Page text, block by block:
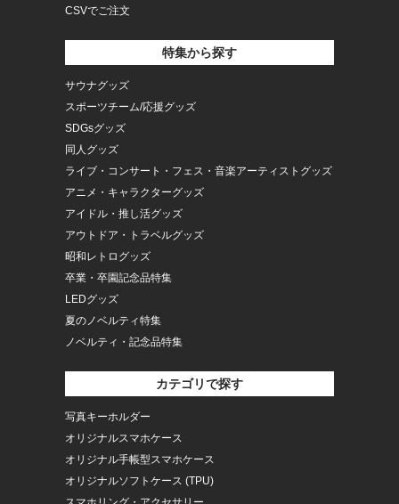
CSVでご注文
特集から探す
サウナグッズ
スポーツチーム/応援グッズ
SDGsグッズ
同人グッズ
ライブ・コンサート・フェス・音楽アーティストグッズ
アニメ・キャラクターグッズ
アイドル・推し活グッズ
アウトドア・トラベルグッズ
昭和レトログッズ
卒業・卒園記念品特集
LEDグッズ
夏のノベルティ特集
ノベルティ・記念品特集
カテゴリで探す
写真キーホルダー
オリジナルスマホケース
オリジナル手帳型スマホケース
オリジナルソフトケース (TPU)